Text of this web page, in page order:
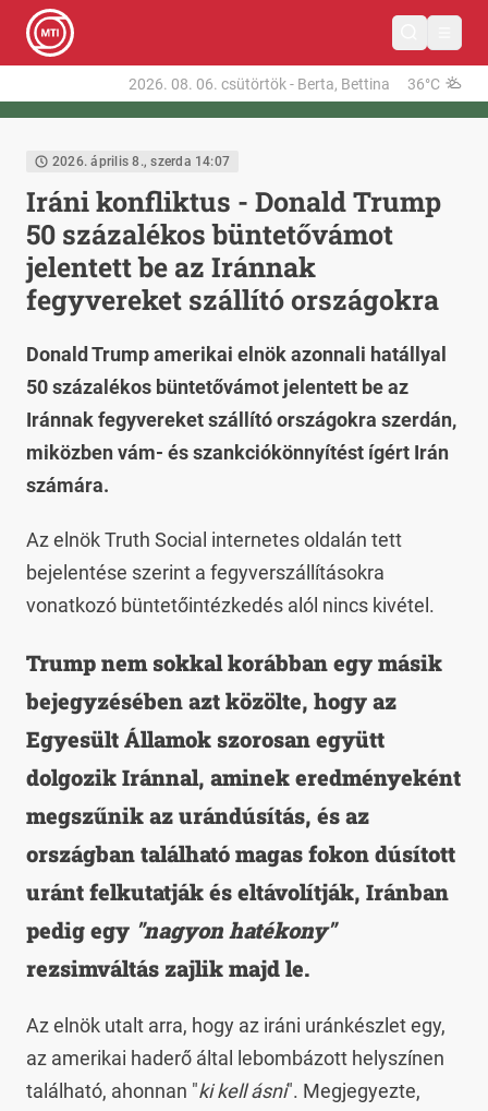
2026. 08. 06. csütörtök- Berta, Bettina 36°C
2026. április 8., szerda 14:07
Iráni konfliktus - Donald Trump
50 százalékos büntetővámot
jelentett be az Iránnak
fegyvereket szállító országokra
Donald Trump amerikai elnök azonnali hatállyal
50 százalékos büntetővámot jelentett be az
Iránnak fegyvereket szállító országokra szerdán,
miközben vám- és szankciókönnyítést ígért Irán
számára.
Az elnök Truth Social internetes oldalán tett
bejelentése szerint a fegyverszállításokra
vonatkozó büntetőintézkedés alól nincs kivétel.
Trump nem sokkal korábban egy másik
bejegyzésében azt közölte, hogy az
Egyesült Államok szorosan együtt
dolgozik Iránnal, aminek eredményeként
megszűnik az urándúsítás, és az
országban található magas fokon dúsított
uránt felkutatják és eltávolítják, Iránban
pedig egy "nagyon hatékony"
rezsimváltás zajlik majd le.
Az elnök utalt arra, hogy az iráni uránkészlet egy,
az amerikai haderő által lebombázott helyszínen
található, ahonnan "ki kell ásni". Megjegyezte,